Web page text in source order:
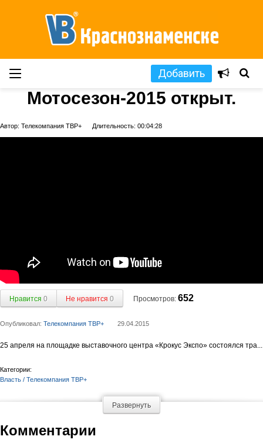
Добавить
Мотосезон-2015 открыт.
Автор: Телекомпания ТВР+ Длительность: 00:04:28
Нравится 0 Не нравится 0 Просмотров: 652
Опубликовал: Телекомпания ТВР+ 29.04.2015
25 апреля на площадке выставочного центра «Крокус Экспо» состоялся тра...
Категории:
Власть / Телекомпания ТВР+
Развернуть
Комментарии